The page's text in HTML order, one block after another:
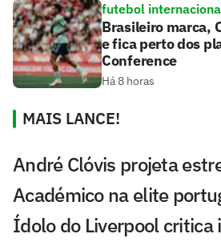
futebol
Brasileiro marca,
e fica perto dos
Conference
Há 8 horas
MAIS LANCE!
André Clóvis projeta
Académico na elite
Ídolo do Liverpool critica